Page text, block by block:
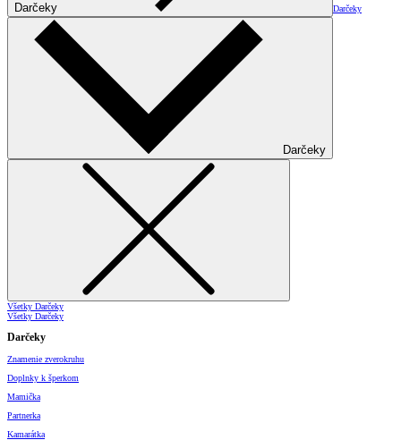
Darčeky Darčeky
Darčeky
Všetky Darčeky
Všetky Darčeky
Darčeky
Znamenie zverokruhu
Doplnky k šperkom
Mamička
Partnerka
Kamarátka